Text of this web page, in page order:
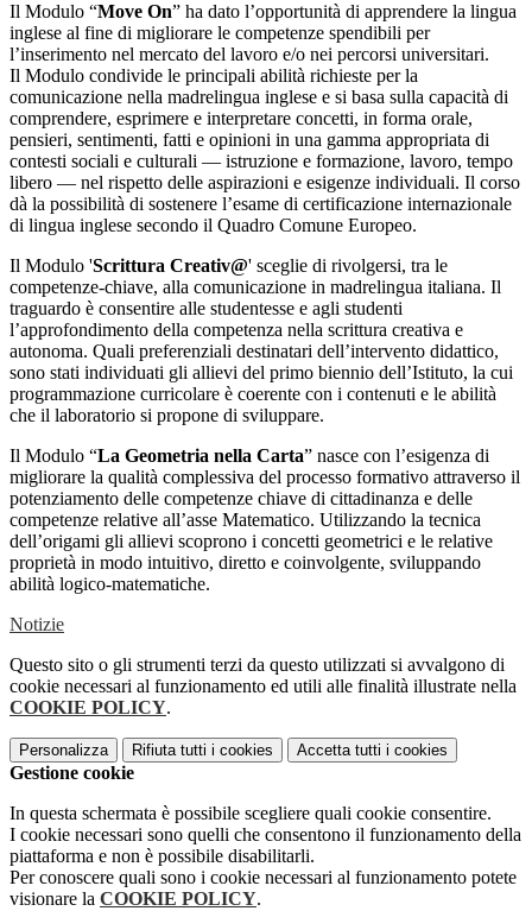
Il Modulo “Move On” ha dato l’opportunità di apprendere la lingua
inglese al fine di migliorare le competenze spendibili per
l’inserimento nel mercato del lavoro e/o nei percorsi universitari.
Il Modulo condivide le principali abilità richieste per la
comunicazione nella madrelingua inglese e si basa sulla capacità di
comprendere, esprimere e interpretare concetti, in forma orale,
pensieri, sentimenti, fatti e opinioni in una gamma appropriata di
contesti sociali e culturali — istruzione e formazione, lavoro, tempo
libero — nel rispetto delle aspirazioni e esigenze individuali. Il corso
dà la possibilità di sostenere l’esame di certificazione internazionale
di lingua inglese secondo il Quadro Comune Europeo.
Il Modulo 'Scrittura Creativ@' sceglie di rivolgersi, tra le
competenze-chiave, alla comunicazione in madrelingua italiana. Il
traguardo è consentire alle studentesse e agli studenti
l’approfondimento della competenza nella scrittura creativa e
autonoma. Quali preferenziali destinatari dell’intervento didattico,
sono stati individuati gli allievi del primo biennio dell’Istituto, la cui
programmazione curricolare è coerente con i contenuti e le abilità
che il laboratorio si propone di sviluppare.
Il Modulo “La Geometria nella Carta” nasce con l’esigenza di
migliorare la qualità complessiva del processo formativo attraverso il
potenziamento delle competenze chiave di cittadinanza e delle
competenze relative all’asse Matematico. Utilizzando la tecnica
dell’origami gli allievi scoprono i concetti geometrici e le relative
proprietà in modo intuitivo, diretto e coinvolgente, sviluppando
abilità logico-matematiche.
Notizie
Questo sito o gli strumenti terzi da questo utilizzati si avvalgono di
cookie necessari al funzionamento ed utili alle finalità illustrate nella
COOKIE POLICY.
Personalizza Rifiuta tutti i cookies Accetta tutti i cookies
Gestione cookie
In questa schermata è possibile scegliere quali cookie consentire.
I cookie necessari sono quelli che consentono il funzionamento della
piattaforma e non è possibile disabilitarli.
Per conoscere quali sono i cookie necessari al funzionamento potete
visionare la COOKIE POLICY.